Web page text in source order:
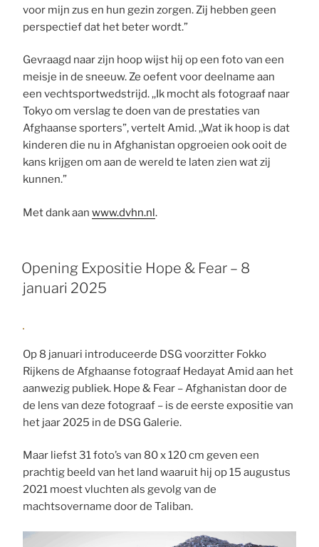
voor mijn zus en hun gezin zorgen. Zij hebben geen
perspectief dat het beter wordt.”
Gevraagd naar zijn hoop wijst hij op een foto van een
meisje in de sneeuw. Ze oefent voor deelname aan
een vechtsportwedstrijd. ,,Ik mocht als fotograaf naar
Tokyo om verslag te doen van de prestaties van
Afghaanse sporters”, vertelt Amid. ,,Wat ik hoop is dat
kinderen die nu in Afghanistan opgroeien ook ooit de
kans krijgen om aan de wereld te laten zien wat zij
kunnen.”
Met dank aanwww.dvhn.nl.
Opening Expositie Hope & Fear – 8
januari 2025
Op 8 januari introduceerde DSG voorzitter Fokko
Rijkens de Afghaanse fotograaf Hedayat Amid aan het
aanwezig publiek. Hope & Fear – Afghanistan door de
de lens van deze fotograaf – is de eerste expositie van
het jaar 2025 in de DSG Galerie.
Maar liefst 31 foto’s van 80 x 120 cm geven een
prachtig beeld van het land waaruit hij op 15 augustus
2021 moest vluchten als gevolg van de
machtsovername door de Taliban.